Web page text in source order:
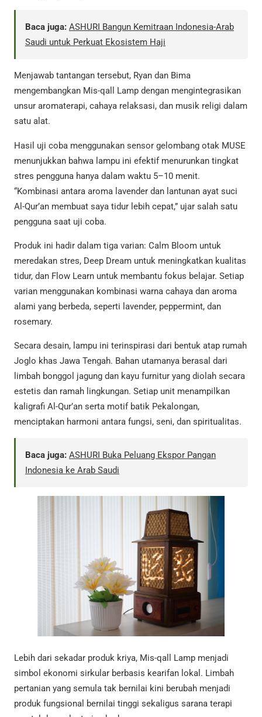
Baca juga: ASHURI Bangun Kemitraan Indonesia-Arab
Saudi untuk Perkuat Ekosistem Haji
Menjawab tantangan tersebut, Ryan dan Bima
mengembangkan Mis-qall Lamp dengan mengintegrasikan
unsur aromaterapi, cahaya relaksasi, dan musik religi dalam
satu alat.
Hasil uji coba menggunakan sensor gelombang otak MUSE
menunjukkan bahwa lampu ini efektif menurunkan tingkat
stres pengguna hanya dalam waktu 5–10 menit.
“Kombinasi antara aroma lavender dan lantunan ayat suci
Al-Qur’an membuat saya tidur lebih cepat,” ujar salah satu
pengguna saat uji coba.
Produk ini hadir dalam tiga varian: Calm Bloom untuk
meredakan stres, Deep Dream untuk meningkatkan kualitas
tidur, dan Flow Learn untuk membantu fokus belajar. Setiap
varian menggunakan kombinasi warna cahaya dan aroma
alami yang berbeda, seperti lavender, peppermint, dan
rosemary.
Secara desain, lampu ini terinspirasi dari bentuk atap rumah
Joglo khas Jawa Tengah. Bahan utamanya berasal dari
limbah bonggol jagung dan kayu furnitur yang diolah secara
estetis dan ramah lingkungan. Setiap unit menampilkan
kaligrafi Al-Qur’an serta motif batik Pekalongan,
menciptakan harmoni antara fungsi, seni, dan spiritualitas.
Baca juga: ASHURI Buka Peluang Ekspor Pangan
Indonesia ke Arab Saudi
Lebih dari sekadar produk kriya, Mis-qall Lamp menjadi
simbol ekonomi sirkular berbasis kearifan lokal. Limbah
pertanian yang semula tak bernilai kini berubah menjadi
produk fungsional bernilai tinggi sekaligus sarana terapi